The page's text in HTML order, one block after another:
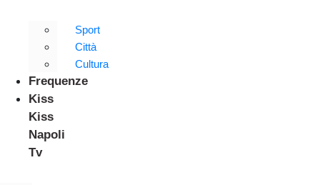
Sport
Città
Cultura
Frequenze
Kiss
Kiss
Napoli
Tv